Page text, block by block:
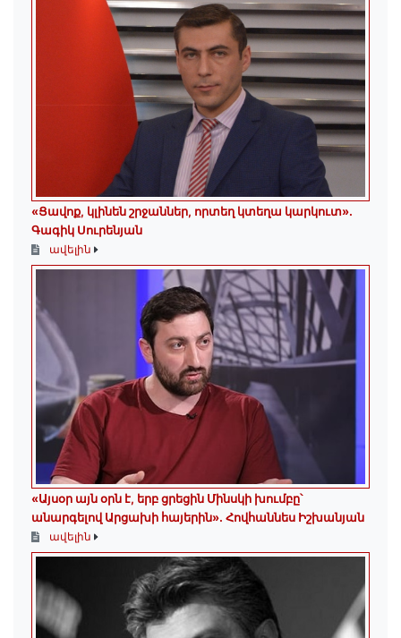
«Ցավոք, կլինեն շրջաններ, որտեղ կտեղա կարկուտ»․
Գագիկ Սուրենյան
ավելին
«Այսօր այն օրն է, երբ ցրեցին Մինսկի խումբը՝
անարգելով Արցախի հայերին»․ Հովհաննես Իշխանյան
ավելին